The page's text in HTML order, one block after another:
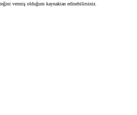
vermiş olduğum kaynaktan edinebilirsiniz.